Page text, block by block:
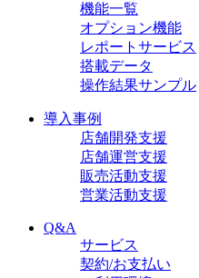
機能一覧
オプション機能
レポートサービス
搭載データ
操作結果サンプル
導入事例
店舗開発支援
店舗運営支援
販売活動支援
営業活動支援
Q&A
サービス
契約/お支払い